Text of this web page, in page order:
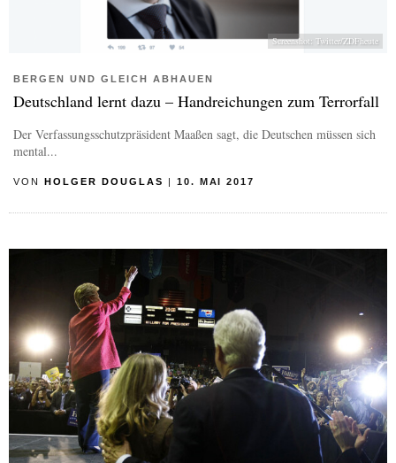
Screenshot: Twitter/ZDFheute
BERGEN UND GLEICH ABHAUEN
Deutschland lernt dazu – Handreichungen zum Terrorfall
Der Verfassungsschutzpräsident Maaßen sagt, die Deutschen müssen sich
mental...
VON HOLGER DOUGLAS 10. MAI 2017